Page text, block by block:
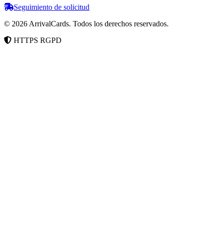
Seguimiento de solicitud
© 2026 ArrivalCards. Todos los derechos reservados.
HTTPS RGPD